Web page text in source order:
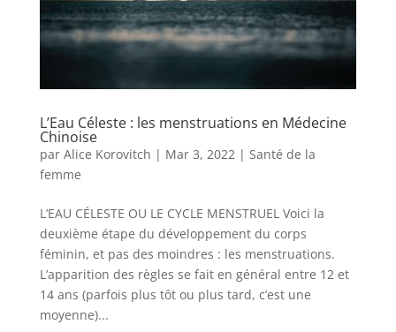
L’Eau Céleste : les menstruations en Médecine
Chinoise
par Alice Korovitch | Mar 3, 2022| Santé de la
femme
L’EAU CÉLESTE OU LE CYCLE MENSTRUEL Voici la
deuxième étape du développement du corps
féminin, et pas des moindres : les menstruations.
L’apparition des règles se fait en général entre 12 et
14 ans (parfois plus tôt ou plus tard, c’est une
moyenne)...